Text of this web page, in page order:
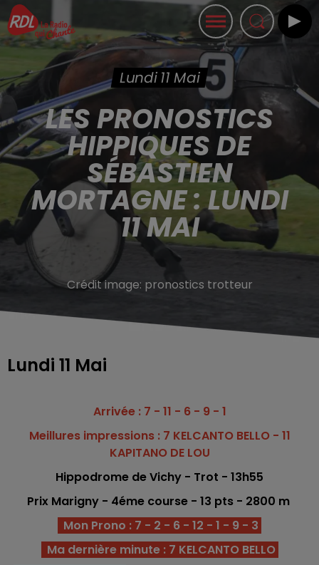
Lundi 11 Mai
LES PRONOSTICS
HIPPIQUES DE
SÉBASTIEN
MORTAGNE : LUNDI
11 MAI
Crédit image: pronostics trotteur
Lundi 11 Mai
Arrivée : 7 - 11 - 6 - 9 - 1
Meillures impressions : 7 KELCANTO BELLO - 11
KAPITANO DE LOU
Hippodrome de Vichy - Trot - 13h55
Prix Marigny - 4éme course - 13 pts - 2800 m
Mon Prono : 7 - 2 - 6 - 12 - 1 - 9 - 3
Ma dernière minute : 7 KELCANTO BELLO